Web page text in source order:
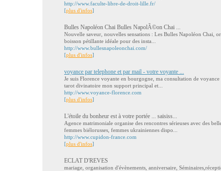
http://www.faculte-libre-de-droit-lille.fr/
[plus d'infos]
Bulles Napoléon Chai Bulles NapolÃ©on Chai ...
Nouvelle saveur, nouvelles sensations : Les Bulles Napoléon Chai,
boisson pétillante idéale pour des insta...
http://www.bullesnapoleonchai.com/
[plus d'infos]
voyance par telephone et par mail - votre voyante ...
Je suis Florence voyante en bourgogne, ma consultation de
tarot divinatoire mon support principal et...
http://www.voyance-florence.com
[plus d'infos]
L'étoile du bonheur est à votre portée ... saisiss...
Agence matrimoniale organise des rencontres sérieuses avec des
femmes biélorusses, femmes ukrainiennes dispo...
http://www.cupidon-france.com
[plus d'infos]
ECLAT D'REVES
mariage, organisation d'évènements, anniversaire,